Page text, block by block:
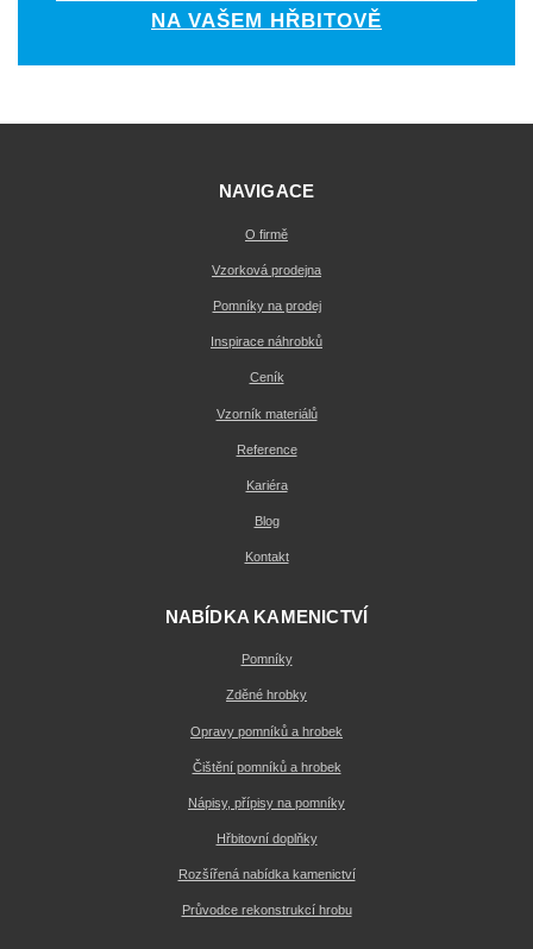
NA VAŠEM HŘBITOVĚ
NAVIGACE
O firmě
Vzorková prodejna
Pomníky na prodej
Inspirace náhrobků
Ceník
Vzorník materiálů
Reference
Kariéra
Blog
Kontakt
NABÍDKA KAMENICTVÍ
Pomníky
Zděné hrobky
Opravy pomníků a hrobek
Čištění pomníků a hrobek
Nápisy, přípisy na pomníky
Hřbitovní doplňky
Rozšířená nabídka kamenictví
Průvodce rekonstrukcí hrobu